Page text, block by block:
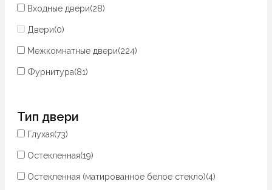
Входные двери(28)
Двери(0)
Межкомнатные двери(224)
Фурнитура(81)
Тип двери
Глухая(73)
Остекленная(19)
Остекленная (матированное белое стекло)(4)